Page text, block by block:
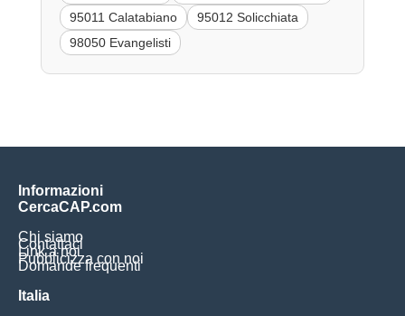
95011 Calatabiano
95012 Solicchiata
98050 Evangelisti
Informazioni
CercaCAP.com
Chi siamo
Contattaci
Link a noi
Pubblicizza con noi
Domande frequenti
Italia